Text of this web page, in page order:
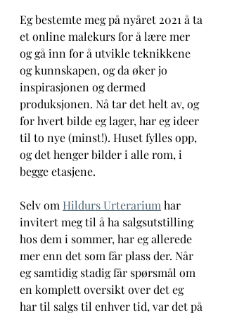
Eg bestemte meg på nyåret 2021 å ta
et online malekurs for å lære mer
og gå inn for å utvikle teknikkene
og kunnskapen, og da øker jo
inspirasjonen og dermed
produksjonen. Nå tar det helt av, og
for hvert bilde eg lager, har eg ideer
til to nye (minst!). Huset fylles opp,
og det henger bilder i alle rom, i
begge etasjene.
Selv om Hildurs Urterarium har
invitert meg til å ha salgsutstilling
hos dem i sommer, har eg allerede
mer enn det som får plass der. Når
eg samtidig stadig får spørsmål om
en komplett oversikt over det eg
har til salgs til enhver tid, var det på